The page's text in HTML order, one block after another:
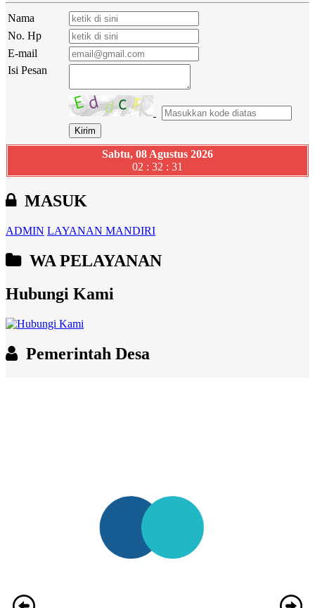
Nama
No. Hp
E-mail
Isi Pesan
Sabtu, 08 Agustus 2026
02 : 32 : 32
MASUK
ADMIN LAYANAN MANDIRI
WA PELAYANAN
Hubungi Kami
Pemerintah Desa